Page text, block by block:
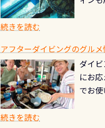
すが
思い
も、
PADI
ルく
楽し
でき
にも
続きを読む
アフターダイビングのグル
ダイ
にお
でお
続きを読む